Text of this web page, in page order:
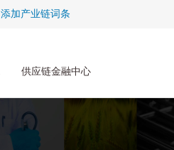
添加产业链词条
供应链金融中心